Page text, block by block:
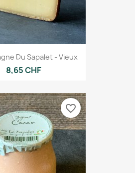
Du Sapalet - Vieux
8,65 CHF
favorite_border